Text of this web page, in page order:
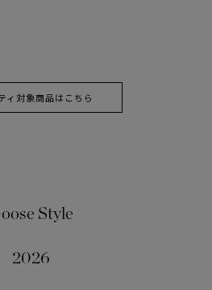
ィ対象商品はこちら
Style
2026